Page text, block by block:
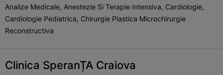
Analize Medicale, Anestezie Si Terapie Intensiva, Cardiologie,
Cardiologie Pediatrica, Chirurgie Plastica Microchirurgie
Reconstructiva
Clinica SperanȚA Craiova